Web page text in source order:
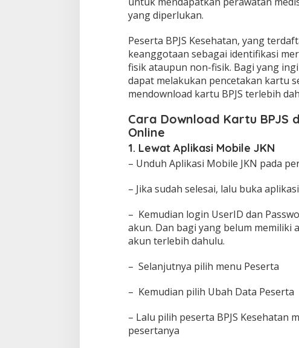
yang diperlukan.
Peserta BPJS Kesehatan, yang
keanggotaan sebagai identifikasi
fisik ataupun non-fisik. Bagi yang
dapat melakukan pencetakan kartu
mendownload kartu BPJS terlebih
Cara Download Kartu BPJS
Online
1. Lewat Aplikasi Mobile JKN
– Unduh Aplikasi Mobile JKN pada
– Jika sudah selesai, lalu buka
– Kemudian login UserID dan
akun. Dan bagi yang belum memiliki
akun terlebih dahulu.
– Selanjutnya pilih menu Peserta
– Kemudian pilih Ubah Data Peserta
– Lalu pilih peserta BPJS Kesehatan
pesertanya